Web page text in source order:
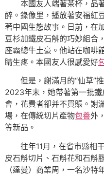
本國友人端著茶杯，品
醉。錄像里，播放著安福紅
著中國生態故事。日前，在
豆杉加鐵皮石斛的巧妙組合
座霸總牛土豪。他站在咖啡
睛生疼。本國友人很感愛好
但是，謝滿月的“仙草”
2023年末，她帶著第一批
會，花費者卻并不買賬。謝
場，在傳統切片產物包養外
等新品。
往年11月，在省市縣相
皮石斛切片、石斛花和石斛
（達曼）商業周，一名沙特